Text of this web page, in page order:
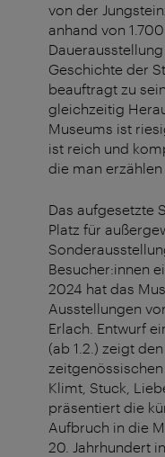
von der
anhand von
Geschichte der
beauftragt zu
gleichzeitig
Museums ist
ist reich und
die man
Das aufgesetzte
Platz für
Besucher:innen
2024 hat das
Ausstellungen
Erlach. Entwurf
(ab 1.2.) zeigt
zeitgenössischen
Klimt, Stuck,
präsentiert die
Aufbruch in die
20. Jahrhundert